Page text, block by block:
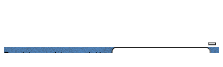
Je m'abonne à la newsletter